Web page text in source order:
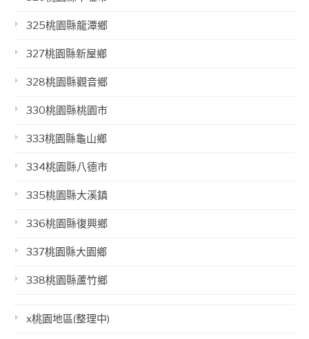
325桃園縣龍潭鄉
327桃園縣新屋鄉
328桃園縣觀音鄉
330桃園縣桃園市
333桃園縣龜山鄉
334桃園縣八德市
335桃園縣大溪鎮
336桃園縣復興鄉
337桃園縣大園鄉
338桃園縣蘆竹鄉
x桃園地區(整理中)